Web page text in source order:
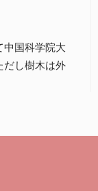
国科学院大
だし樹木は外